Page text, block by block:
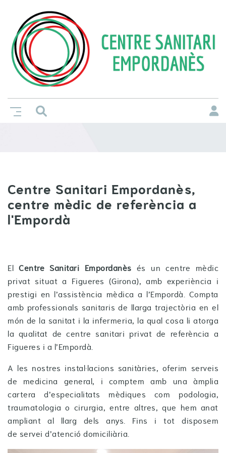
Centre Sanitari Empordanès,
centre mèdic de referència a
l'Empordà
ElCentre Sanitari Empordanès és un centre mèdic
privat situat a Figueres (Girona), amb experiència i
prestigi en l’assistència mèdica a l’Empordà. Compta
amb professionals sanitaris de llarga trajectòria en el
món de la sanitat i la infermeria, la qual cosa li atorga
la qualitat de centre sanitari privat de referència a
Figueres i a l’Empordà.
A les nostres instal·lacions sanitàries, oferim serveis
de medicina general, i comptem amb una àmplia
cartera d’especialitats mèdiques com podologia,
traumatologia o cirurgia, entre altres, que hem anat
ampliant al llarg dels anys. Fins i tot disposem
de servei d’atenció domiciliària.